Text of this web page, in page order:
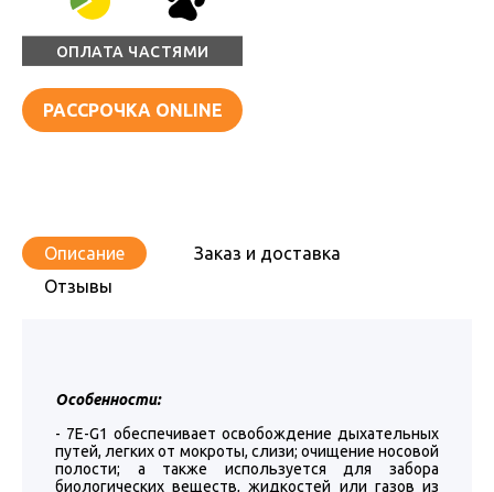
ОПЛАТА ЧАСТЯМИ
РАССРОЧКА ONLINE
Описание
Заказ и доставка
Отзывы
Особенности:
- 7Е-G1 обеспечивает освобождение дыхательных
путей, легких от мокроты, слизи; очищение носовой
полости; а также используется для забора
биологических веществ, жидкостей или газов из